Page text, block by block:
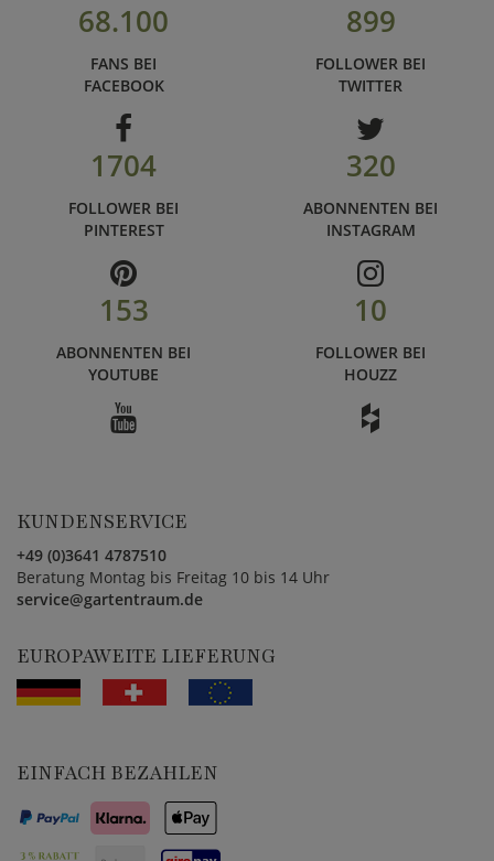
68.100
FANS BEI
FACEBOOK
899
FOLLOWER BEI
TWITTER
1704
FOLLOWER BEI
PINTEREST
320
ABONNENTEN BEI
INSTAGRAM
153
ABONNENTEN BEI
YOUTUBE
10
FOLLOWER BEI
HOUZZ
KUNDENSERVICE
+49 (0)3641 4787510
Beratung Montag bis Freitag 10 bis 14 Uhr
service@gartentraum.de
EUROPAWEITE LIEFERUNG
EINFACH BEZAHLEN